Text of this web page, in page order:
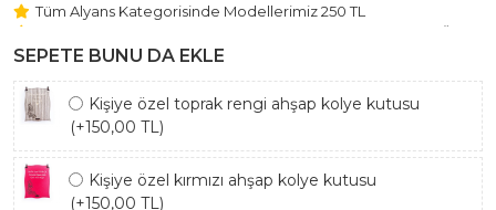
Tüm Alyans Kategorisinde Modellerimiz 250 TL
Beştaş Tektaş Kolye ve Bileklik Modellerimiz 150 TL Sabit Ücret
ile Hareket Edilmektedir.
SEPETE BUNU DA EKLE
Kişiye özel toprak rengi ahşap kolye kutusu
(+150,00 TL)
Kişiye özel kırmızı ahşap kolye kutusu
(+150,00 TL)